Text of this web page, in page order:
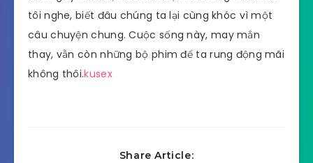
tôi nghe, biết đâu chúng ta lại cùng khóc vì một
câu chuyện chung. Cuộc sống này, may mắn
thay, vẫn còn những bộ phim để ta rung động mãi
không thôi.kusex
Share Article: